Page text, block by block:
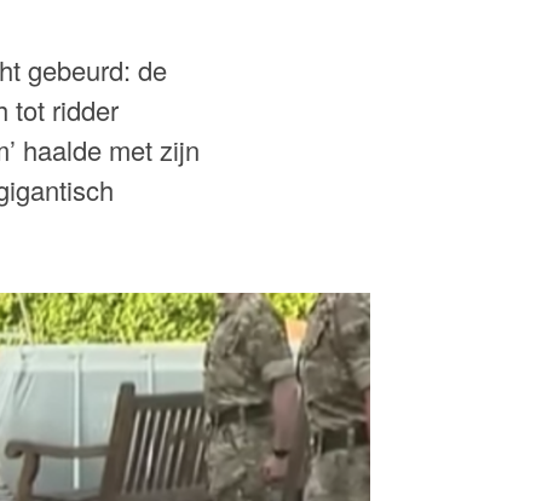
gebeurd: de
tot ridder
haalde met zijn